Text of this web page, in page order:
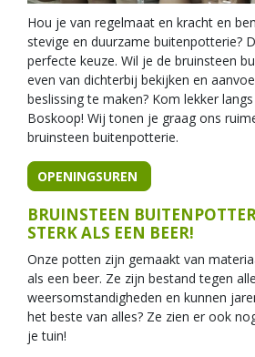
Hou je van regelmaat en kracht en
stevige en duurzame buitenpotterie?
perfecte keuze. Wil je de bruinsteen
even van dichterbij bekijken en
beslissing te maken? Kom lekker
Boskoop! Wij tonen je graag ons
bruinsteen buitenpotterie.
OPENINGSUREN
BRUINSTEEN
STERK ALS EEN BEER!
Onze potten zijn gemaakt van
als een beer. Ze zijn bestand tegen alle
weersomstandigheden en kunnen
het beste van alles? Ze zien er ook
je tuin!